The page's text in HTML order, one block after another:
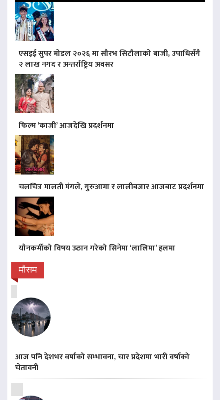
एसइई सुपर मोडल २०२६ मा सौरभ सिटौलाको बाजी, उपाधिसँगै
२ लाख नगद र अन्तर्राष्ट्रिय अवसर
फिल्म ‘काजी’ आजदेखि प्रदर्शनमा
चलचित्र मालती मंगले, गुरुआमा र लालीबजार आजबाट प्रदर्शनमा
यौनकर्मीको विषय उठान गरेको सिनेमा ‘लालिमा’ हलमा
मौसम
आज पनि देशभर वर्षाको सम्भावना, चार प्रदेशमा भारी वर्षाको
चेतावनी